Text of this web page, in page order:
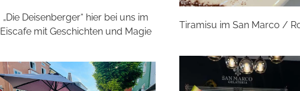
„Die Deisenberger“ hier bei uns im
Eiscafe mit Geschichten und Magie
Tiramisu im San Marco /